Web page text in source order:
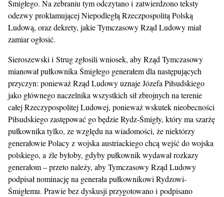
Śmigłego. Na zebraniu tym odczytano i zatwierdzono teksty
odezwy proklamującej Niepodległą Rzeczpospolitą Polską
Ludową, oraz dekrety, jakie Tymczasowy Rząd Ludowy miał
zamiar ogłosić.
Sieroszewski i Strug zgłosili wniosek, aby Rząd Tymczasowy
mianował pułkownika Śmigłego generałem dla następujących
przyczyn: ponieważ Rząd Ludowy uznaje Józefa Piłsudskiego
jako głównego naczelnika wszystkich sił zbrojnych na terenie
całej Rzeczypospolitej Ludowej, ponieważ wskutek nieobecności
Piłsudskiego zastępować go będzie Rydz-Śmigły, który ma szarżę
pułkownika tylko, ze względu na wiadomości, że niektórzy
generałowie Polacy z wojska austriackiego chcą wejść do wojska
polskiego, a źle byłoby, gdyby pułkownik wydawał rozkazy
generałom – przeto należy, aby Tymczasowy Rząd Ludowy
podpisał nominację na generała pułkownikowi Rydzowi-
Śmigłemu. Prawie bez dyskusji przygotowano i podpisano